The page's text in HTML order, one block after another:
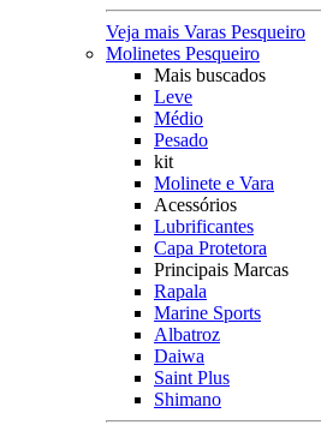
Veja mais Varas Pesqueiro
Molinetes Pesqueiro
Mais buscados
Leve
Médio
Pesado
kit
Molinete e Vara
Acessórios
Lubrificantes
Capa Protetora
Principais Marcas
Rapala
Marine Sports
Albatroz
Daiwa
Saint Plus
Shimano